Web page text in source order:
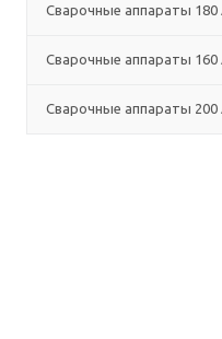
Сварочные аппараты 180
Сварочные аппараты 160
Сварочные аппараты 200